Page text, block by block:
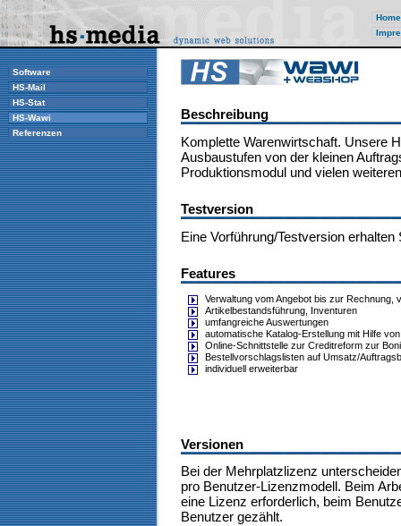
Home
Software
HS-Mail
HS-Stat
HS-Wawi
Referenzen
Beschreibung
Komplette Warenwirtschaft. Unsere
Ausbaustufen von der kleinen
Produktionsmodul und vielen
Testversion
Eine Vorführung/Testversion erhalten
Features
Verwaltung vom Angebot bis zur Rechnung,
Artikelbestandsführung, Inventuren
umfangreiche Auswertungen
automatische Katalog-Erstellung mit Hilfe
Online-Schnittstelle zur Creditreform zur
Bestellvorschlagslisten auf Umsatz/
individuell erweiterbar
Versionen
Bei der Mehrplatzlizenz
pro Benutzer-Lizenzmodell. Beim
eine Lizenz erforderlich, beim
Benutzer gezählt.